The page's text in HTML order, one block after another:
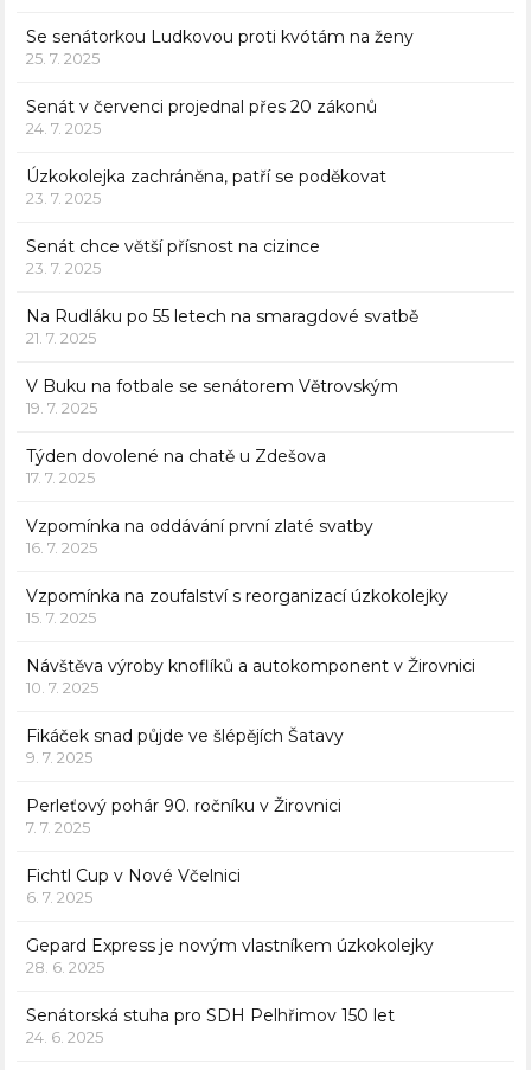
Se senátorkou Ludkovou proti kvótám na ženy
25. 7. 2025
Senát v červenci projednal přes 20 zákonů
24. 7. 2025
Úzkokolejka zachráněna, patří se poděkovat
23. 7. 2025
Senát chce větší přísnost na cizince
23. 7. 2025
Na Rudláku po 55 letech na smaragdové svatbě
21. 7. 2025
V Buku na fotbale se senátorem Větrovským
19. 7. 2025
Týden dovolené na chatě u Zdešova
17. 7. 2025
Vzpomínka na oddávání první zlaté svatby
16. 7. 2025
Vzpomínka na zoufalství s reorganizací úzkokolejky
15. 7. 2025
Návštěva výroby knoflíků a autokomponent v Žirovnici
10. 7. 2025
Fikáček snad půjde ve šlépějích Šatavy
9. 7. 2025
Perleťový pohár 90. ročníku v Žirovnici
7. 7. 2025
Fichtl Cup v Nové Včelnici
6. 7. 2025
Gepard Express je novým vlastníkem úzkokolejky
28. 6. 2025
Senátorská stuha pro SDH Pelhřimov 150 let
24. 6. 2025